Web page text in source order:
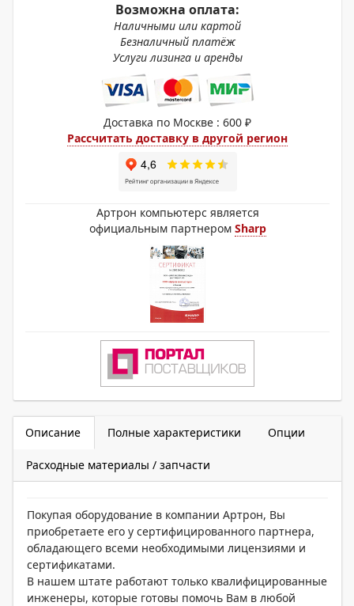
Возможна оплата:
Наличными или картой
Безналичный платёж
Услуги лизинга и аренды
Доставка по Москве : 600 ₽
Рассчитать доставку в другой регион
Артрон компьютерс является
официальным партнером Sharp
Описание Полные характеристики Опции
Расходные материалы / запчасти
Покупая оборудование в компании Артрон, Вы
приобретаете его у сертифицированного партнера,
обладающего всеми необходимыми лицензиями и
сертификатами.
В нашем штате работают только квалифицированные
инженеры, которые готовы помочь Вам в любой